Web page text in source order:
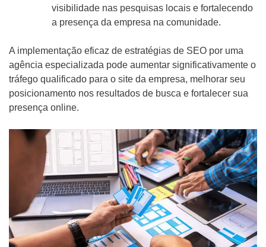
visibilidade nas pesquisas locais e fortalecendo
a presença da empresa na comunidade.
A implementação eficaz de estratégias de SEO por uma
agência especializada pode aumentar significativamente o
tráfego qualificado para o site da empresa, melhorar seu
posicionamento nos resultados de busca e fortalecer sua
presença online.